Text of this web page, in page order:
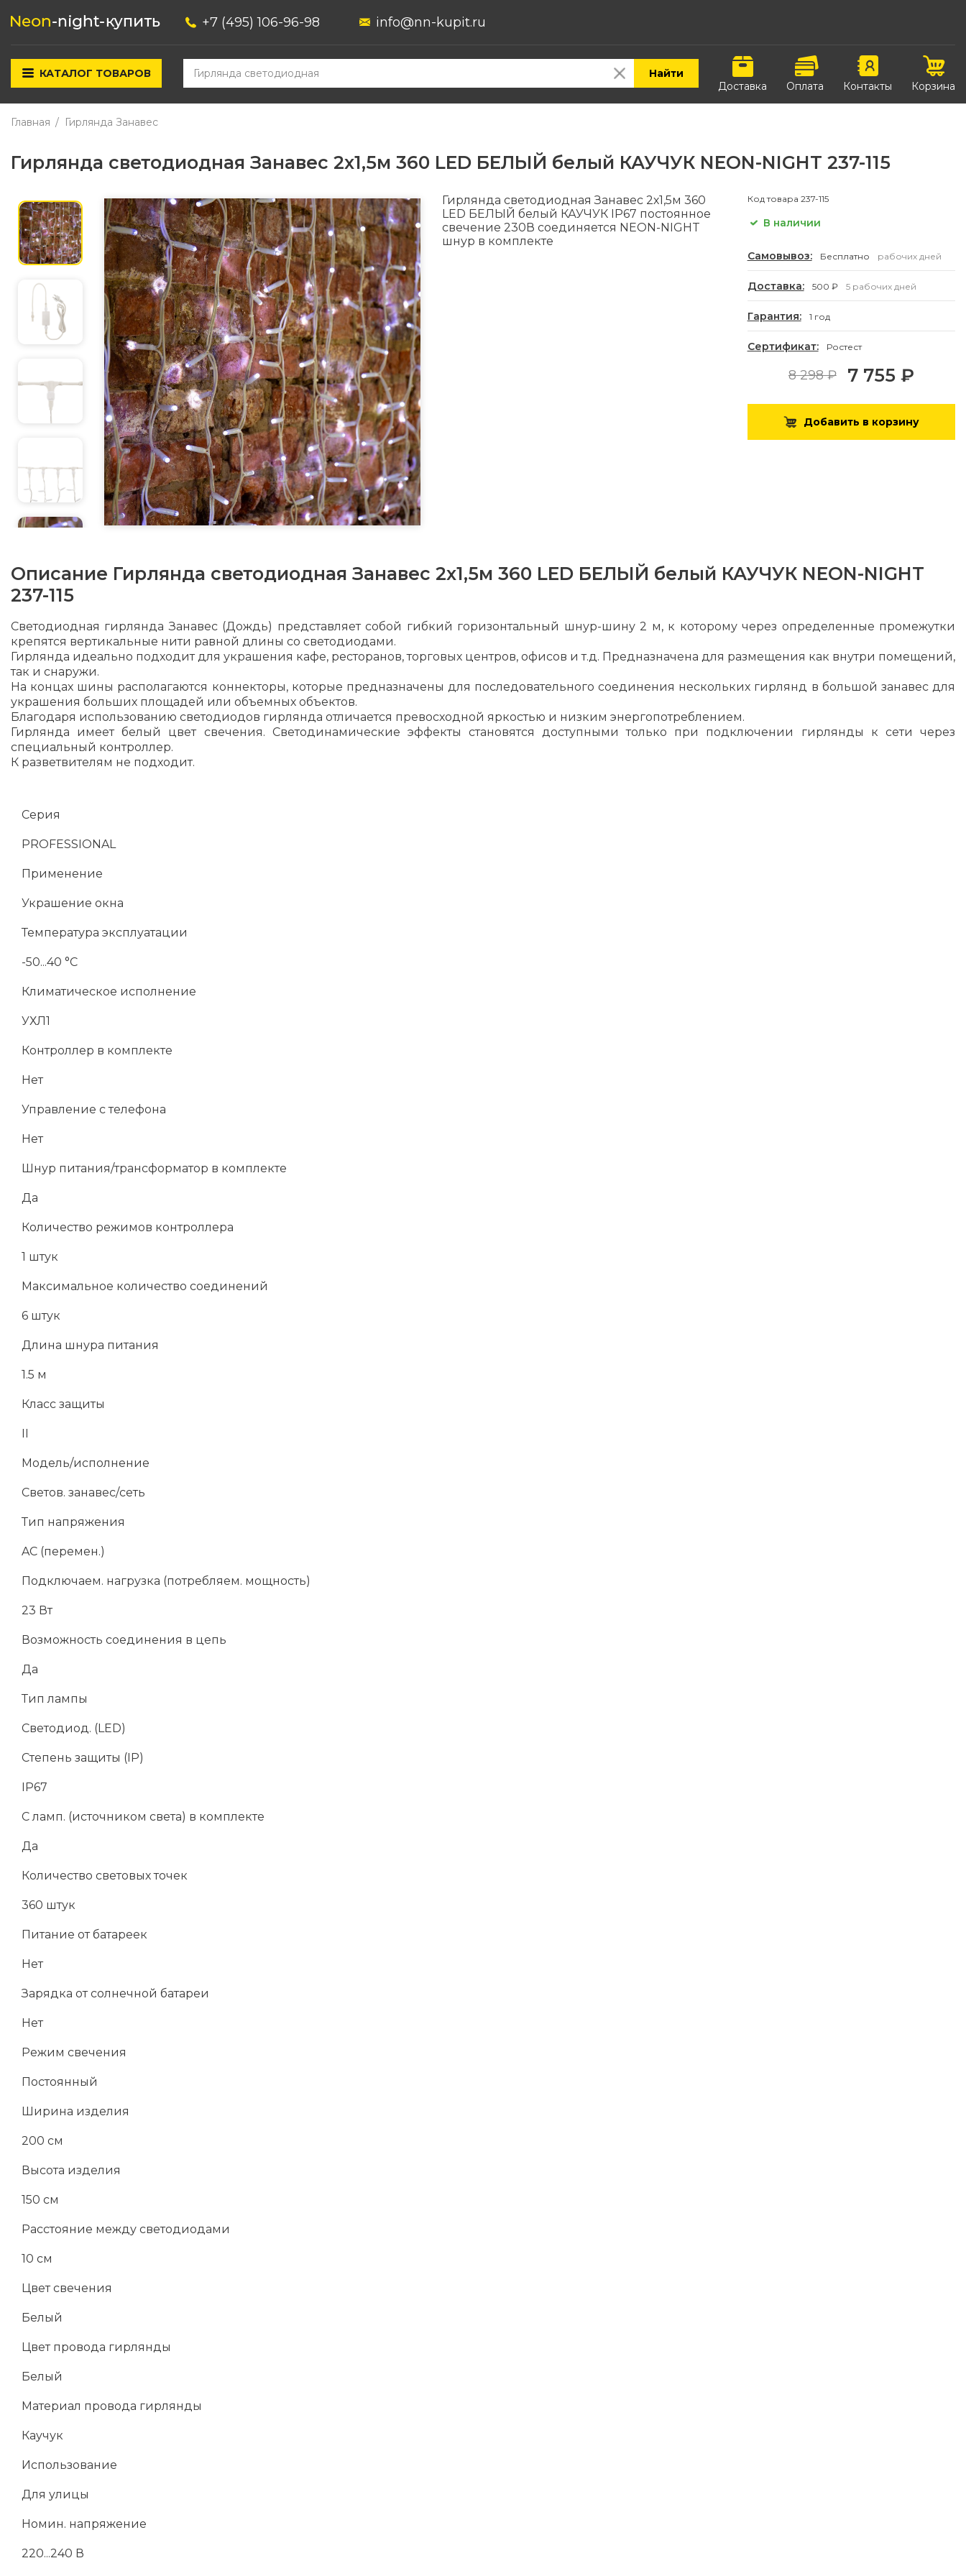
+7 (495) 106-96-98 info@nn-kupit.ru
КАТАЛОГ ТОВАРОВ
Найти
Доставка
Оплата Контакты Корзина
Главная Гирлянда Занавес
Гирлянда светодиодная Занавес 2х1,5м 360 LED БЕЛЫЙ белый КАУЧУК NEON-NIGHT 237-115
Гирлянда светодиодная Занавес 2х1,5м 360
LED БЕЛЫЙ белый КАУЧУК IP67 постоянное
свечение 230В соединяется NEON-NIGHT
шнур в комплекте
Код товара 237-115
В наличии
Самовывоз: Бесплатно рабочих дней
Доставка: 500 ₽ 5 рабочих дней
Гарантия: 1 год
Сертификат: Ростест
8 298 ₽ 7 755 ₽
Добавить в корзину
Описание Гирлянда светодиодная Занавес 2х1,5м 360 LED БЕЛЫЙ белый КАУЧУК NEON-NIGHT
237-115
Светодиодная гирлянда Занавес (Дождь) представляет собой гибкий горизонтальный шнур-шину 2 м, к которому через определенные промежутки
крепятся вертикальные нити равной длины со светодиодами.
Гирлянда идеально подходит для украшения кафе, ресторанов, торговых центров, офисов и т.д. Предназначена для размещения как внутри помещений,
так и снаружи.
На концах шины располагаются коннекторы, которые предназначены для последовательного соединения нескольких гирлянд в большой занавес для
украшения больших площадей или объемных объектов.
Благодаря использованию светодиодов гирлянда отличается превосходной яркостью и низким энергопотреблением.
Гирлянда имеет белый цвет свечения. Светодинамические эффекты становятся доступными только при подключении гирлянды к сети через
специальный контроллер.
К разветвителям не подходит.
Серия
PROFESSIONAL
Применение
Украшение окна
Температура эксплуатации
-50...40 °C
Климатическое исполнение
УХЛ1
Контроллер в комплекте
Нет
Управление с телефона
Нет
Шнур питания/трансформатор в комплекте
Да
Количество режимов контроллера
1 штук
Максимальное количество соединений
6 штук
Длина шнура питания
1.5 м
Класс защиты
II
Модель/исполнение
Светов. занавес/сеть
Тип напряжения
AC (перемен.)
Подключаем. нагрузка (потребляем. мощность)
23 Вт
Возможность соединения в цепь
Да
Тип лампы
Светодиод. (LED)
Степень защиты (IP)
IP67
С ламп. (источником света) в комплекте
Да
Количество световых точек
360 штук
Питание от батареек
Нет
Зарядка от солнечной батареи
Нет
Режим свечения
Постоянный
Ширина изделия
200 см
Высота изделия
150 см
Расстояние между светодиодами
10 см
Цвет свечения
Белый
Цвет провода гирлянды
Белый
Материал провода гирлянды
Каучук
Использование
Для улицы
Номин. напряжение
220...240 В